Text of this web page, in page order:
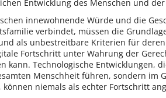
Entwicklung des Menschen und
innewohnende Würde und die
verbindet, müssen die
als unbestreitbare Kriterien für
Fortschritt unter Wahrung der
kann. Technologische Entwicklungen,
Menschheit führen, sondern im
können niemals als echter Fortschritt